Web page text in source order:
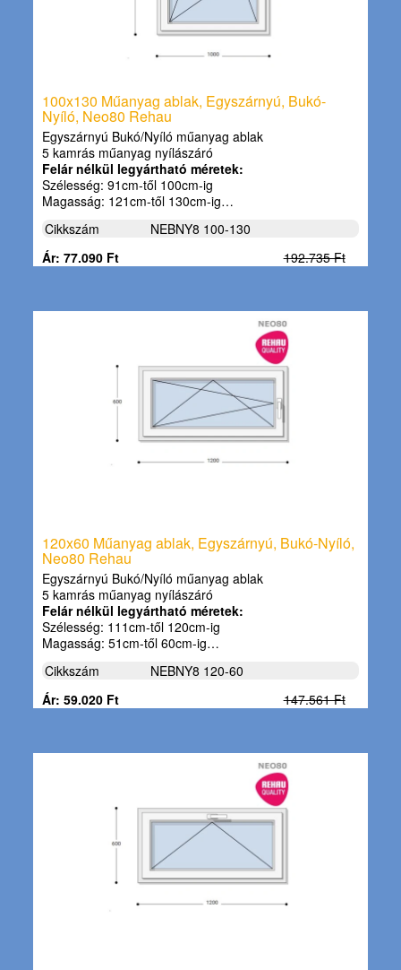
100x130 Műanyag ablak, Egyszárnyú, Bukó-
Nyíló, Neo80 Rehau
Egyszárnyú Bukó/Nyíló műanyag ablak
5 kamrás műanyag nyílászáró
Felár nélkül legyártható méretek:
Szélesség: 91cm-től 100cm-ig
Magasság: 121cm-től 130cm-ig…
Cikkszám
NEBNY8 100-130
Ár: 77.090 Ft
192.735 Ft
120x60 Műanyag ablak, Egyszárnyú, Bukó-Nyíló,
Neo80 Rehau
Egyszárnyú Bukó/Nyíló műanyag ablak
5 kamrás műanyag nyílászáró
Felár nélkül legyártható méretek:
Szélesség: 111cm-től 120cm-ig
Magasság: 51cm-től 60cm-ig…
Cikkszám
NEBNY8 120-60
Ár: 59.020 Ft
147.561 Ft